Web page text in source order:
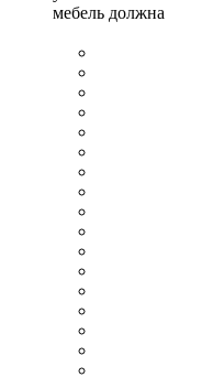
мебель должна